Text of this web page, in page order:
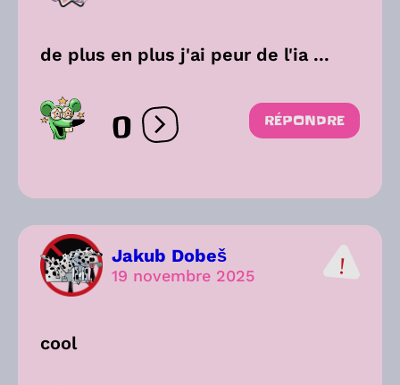
de plus en plus j'ai peur de l'ia ...
0 Ouvrir les réactions
RÉPONDRE
Jakub Dobeš
19 novembre 2025
cool